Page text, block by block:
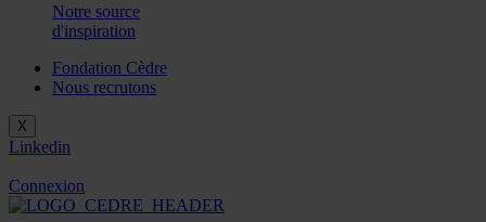
Notre source
d'inspiration
Fondation Cèdre
Nous recrutons
X
Linkedin
Connexion